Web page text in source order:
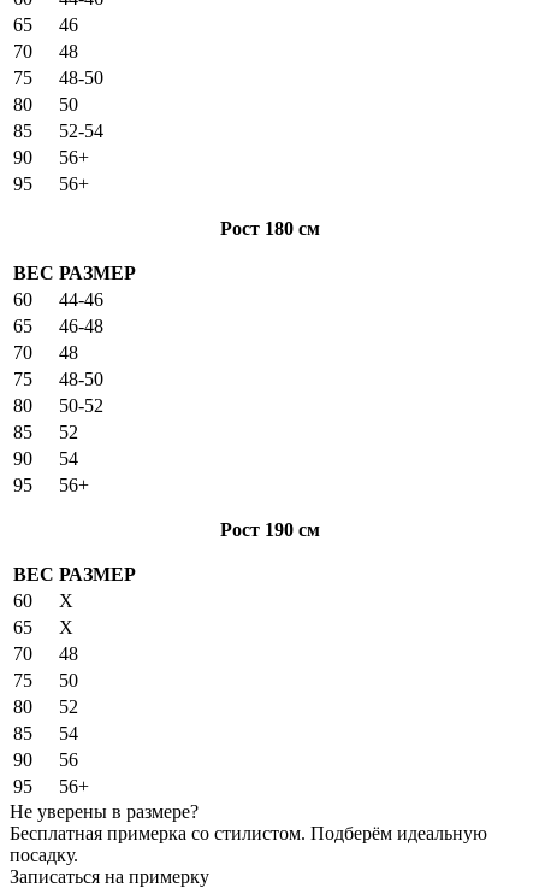
65
46
70
48
75
48-50
80
50
85
52-54
90
56+
95
56+
Рост 180 см
ВЕС РАЗМЕР
60
44-46
65
46-48
70
48
75
48-50
80
50-52
85
52
90
54
95
56+
Рост 190 см
ВЕС РАЗМЕР
60
X
65
X
70
48
75
50
80
52
85
54
90
56
95
56+
Не уверены в размере?
Бесплатная примерка со стилистом. Подберём идеальную
посадку.
Записаться на примерку